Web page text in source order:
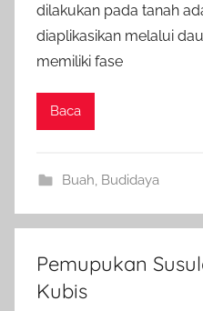
dilakukan pada tanah
diaplikasikan melalui
memiliki fase
Baca
Buah Budidaya
Pemupukan
Kubis